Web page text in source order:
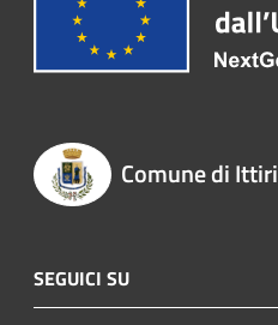
Comune di Ittiri
SEGUICI SU